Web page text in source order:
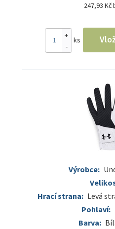
247,93 Kč
-
+
ks
Výrobce:
Hrací strana: Levá
Pohlaví:
Barva: